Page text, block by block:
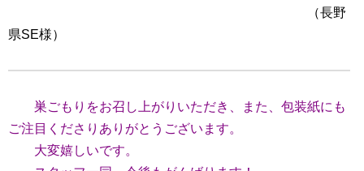
（長野
県SE様）
巣ごもりをお召し上がりいただき、また、包装紙にも
ご注目くださりありがとうございます。
大変嬉しいです。